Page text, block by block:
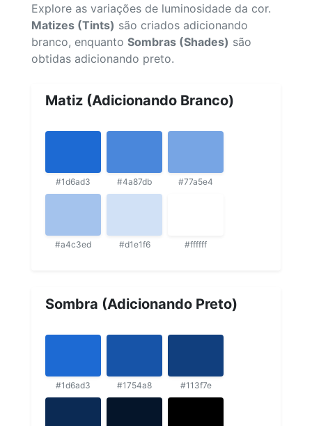
Explore as variações de luminosidade da cor.
Matizes (Tints) são criados adicionando
branco, enquanto Sombras (Shades) são
obtidas adicionando preto.
Matiz (Adicionando Branco)
#1d6ad3 #4a87db #77a5e4
#a4c3ed #d1e1f6 #ffffff
Sombra (Adicionando Preto)
#1d6ad3 #1754a8 #113f7e